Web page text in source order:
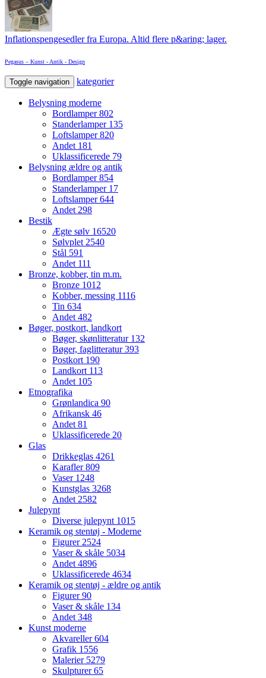
Inflationspengesedler fra Europa. Altid flere p&aring; lager.
Pegasus – Kunst - Antik - Design
Toggle navigation kategorier
Belysning moderne
Bordlamper802
Standerlamper 135
Loftslamper820
Andet 181
Uklassificerede 79
Belysning ældre og antik
Bordlamper854
Standerlamper 17
Loftslamper644
Andet 298
Bestik
Ægte sølv 16520
Sølvplet 2540
Stål 591
Andet 111
Bronze, kobber, tin m.m.
Bronze 1012
Kobber, messing 1116
Tin 634
Andet 482
Bøger, postkort, landkort
Bøger, skønlitteratur 132
Bøger, faglitteratur393
Postkort 190
Landkort 113
Andet 105
Etnografika
Grønlandica 90
Afrikansk 46
Andet 81
Uklassificerede 20
Glas
Drikkeglas 4261
Karafler809
Vaser 1248
Kunstglas 3268
Andet 2582
Julepynt
Diverse julepynt 1015
Keramik og stentøj - Moderne
Figurer 2524
Vaser & skåle 5034
Andet 4896
Uklassificerede 4634
Keramik og stentøj - ældre og antik
Figurer90
Vaser & skåle 134
Andet 348
Kunst moderne
Akvareller604
Grafik 1556
Malerier 5279
Skulpturer65